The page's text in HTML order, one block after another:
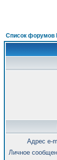
Список форумов
Адрес e-
Личное